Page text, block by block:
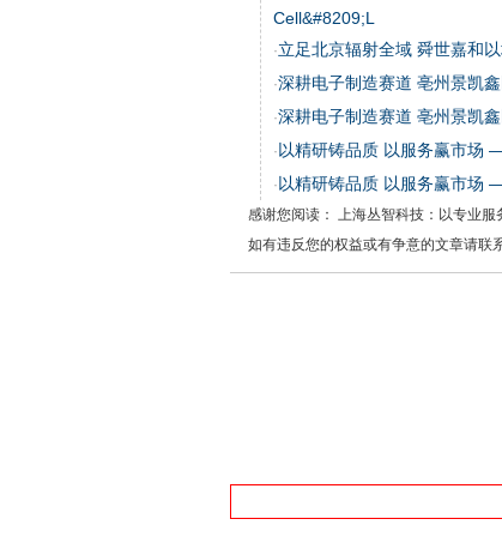
Cell&#8209;L
·立足北京辐射全域 舜世嘉和
·深耕电子制造赛道 亳州景凯
·深耕电子制造赛道 亳州景凯
· 以精研铸品质 以服务赢市场
· 以精研铸品质 以服务赢市场
感谢您阅读： 上海丛智科技：以专业
如有违反您的权益或有争意的文章请联